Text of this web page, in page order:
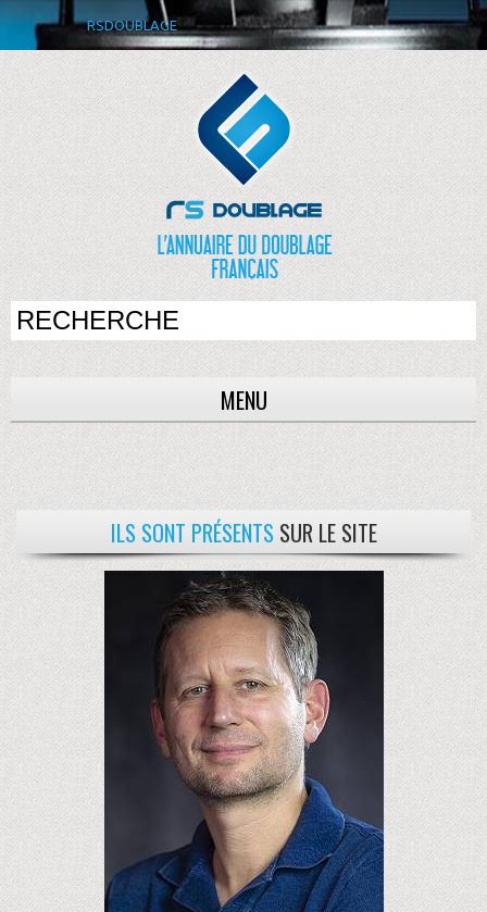
RSDOUBLAGE
MENU
ILS SONT PRÉSENTS SUR LE SITE